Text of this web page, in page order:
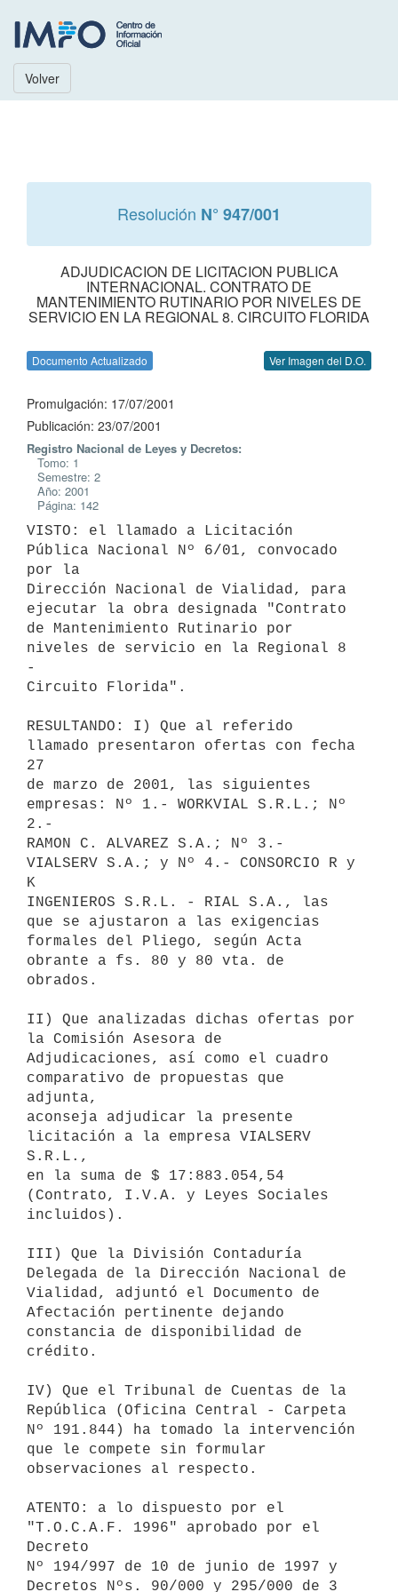
Volver
Resolución N° 947/001
ADJUDICACION DE LICITACION PUBLICA
INTERNACIONAL. CONTRATO DE
MANTENIMIENTO RUTINARIO POR NIVELES DE
SERVICIO EN LA REGIONAL 8. CIRCUITO FLORIDA
Documento Actualizado Ver Imagen del D.O.
Promulgación: 17/07/2001
Publicación: 23/07/2001
Registro Nacional de Leyes y Decretos:
Tomo: 1
Semestre: 2
Año: 2001
Página: 142
VISTO: el llamado a Licitación
Pública Nacional Nº 6/01, convocado
por la
Dirección Nacional de Vialidad, para
ejecutar la obra designada "Contrato
de Mantenimiento Rutinario por
niveles de servicio en la Regional 8
-
Circuito Florida".
RESULTANDO: I) Que al referido
llamado presentaron ofertas con fecha
27
de marzo de 2001, las siguientes
empresas: Nº 1.- WORKVIAL S.R.L.; Nº
2.-
RAMON C. ALVAREZ S.A.; Nº 3.-
VIALSERV S.A.; y Nº 4.- CONSORCIO R y
K
INGENIEROS S.R.L. - RIAL S.A., las
que se ajustaron a las exigencias
formales del Pliego, según Acta
obrante a fs. 80 y 80 vta. de
obrados.
II) Que analizadas dichas ofertas por
la Comisión Asesora de
Adjudicaciones, así como el cuadro
comparativo de propuestas que
adjunta,
aconseja adjudicar la presente
licitación a la empresa VIALSERV
S.R.L.,
en la suma de $ 17:883.054,54
(Contrato, I.V.A. y Leyes Sociales
incluidos).
III) Que la División Contaduría
Delegada de la Dirección Nacional de
Vialidad, adjuntó el Documento de
Afectación pertinente dejando
constancia de disponibilidad de
crédito.
IV) Que el Tribunal de Cuentas de la
República (Oficina Central - Carpeta
Nº 191.844) ha tomado la intervención
que le compete sin formular
observaciones al respecto.
ATENTO: a lo dispuesto por el
"T.O.C.A.F. 1996" aprobado por el
Decreto
Nº 194/997 de 10 de junio de 1997 y
Decretos Nºs. 90/000 y 295/000 de 3